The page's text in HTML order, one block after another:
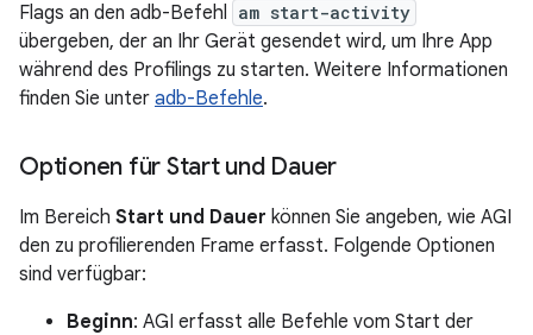
Flags an den adb-Befehl am start-activity
übergeben, der an Ihr Gerät gesendet wird, um Ihre App
während des Profilings zu starten. Weitere Informationen
finden Sie unter adb-Befehle.
Optionen für Start und Dauer
Im Bereich Start und Dauer können Sie angeben, wie AGI
den zu profilierenden Frame erfasst. Folgende Optionen
sind verfügbar:
Beginn: AGI erfasst alle Befehle vom Start der